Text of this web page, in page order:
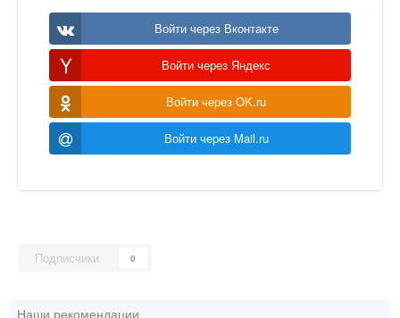
Войти через Вконтакте
Войти через Яндекс
Войти через OK.ru
Войти через Mail.ru
Подписчики 0
Наши рекомендации